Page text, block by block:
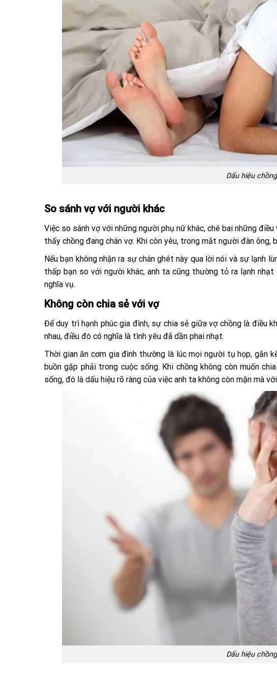
Dấu hiệu
So sánh vợ với người khác
Việc so sánh vợ với những người phụ nữ khác, chê bai những
thấy chồng đang chán vợ. Khi còn yêu, trong mắt người đàn ông,
Nếu bạn không nhận ra sự chán ghét này qua lời nói và sự lạnh
thấp bạn so với người khác, anh ta cũng thường tỏ ra lạnh
nghĩa vụ.
Không còn chia sẻ với vợ
Để duy trì hạnh phúc gia đình, sự chia sẻ giữa vợ chồng là điều
nhau, điều đó có nghĩa là tình yêu đã dần phai nhạt.
Thời gian ăn cơm gia đình thường là lúc mọi người tụ họp, gắn
buồn gặp phải trong cuộc sống. Khi chồng không còn muốn
sống, đó là dấu hiệu rõ ràng của việc anh ta không còn mặn mà
Dấu hiệu